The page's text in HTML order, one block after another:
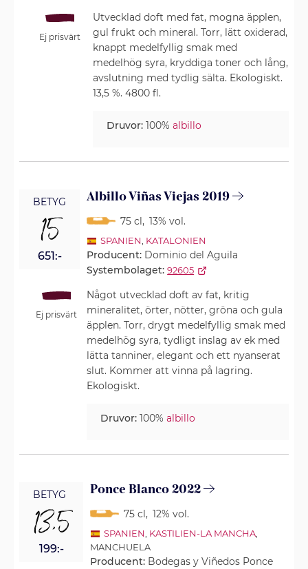
Ej prisvärt
Utvecklad doft med fat, mogna äpplen,
gul frukt och mineral. Torr, lätt oxiderad,
knappt medelfyllig smak med
medelhög syra, kryddiga toner och lång,
avslutning med tydlig sälta. Ekologiskt.
13,5 %. 4800 fl.
Druvor: 100%albillo
BETYG
15
651:-
Ej prisvärt
Albillo Viñas Viejas 2019
75 cl, 13% vol.
SPANIEN KATALONIEN
Producent: Dominio del Aguila
Systembolaget: 92605
Något utvecklad doft av fat, kritig
mineralitet, örter, nötter, gröna och gula
äpplen. Torr, drygt medelfyllig smak med
medelhög syra, tydligt inslag av ek med
lätta tanniner, elegant och ett nyanserat
slut. Kommer att vinna på lagring.
Ekologiskt.
Druvor: 100%albillo
BETYG
13,5
199:-
Ponce Blanco 2022
75 cl, 12% vol.
SPANIEN KASTILIEN-LA MANCHA,
MANCHUELA
Producent: Bodegas y Viñedos Ponce